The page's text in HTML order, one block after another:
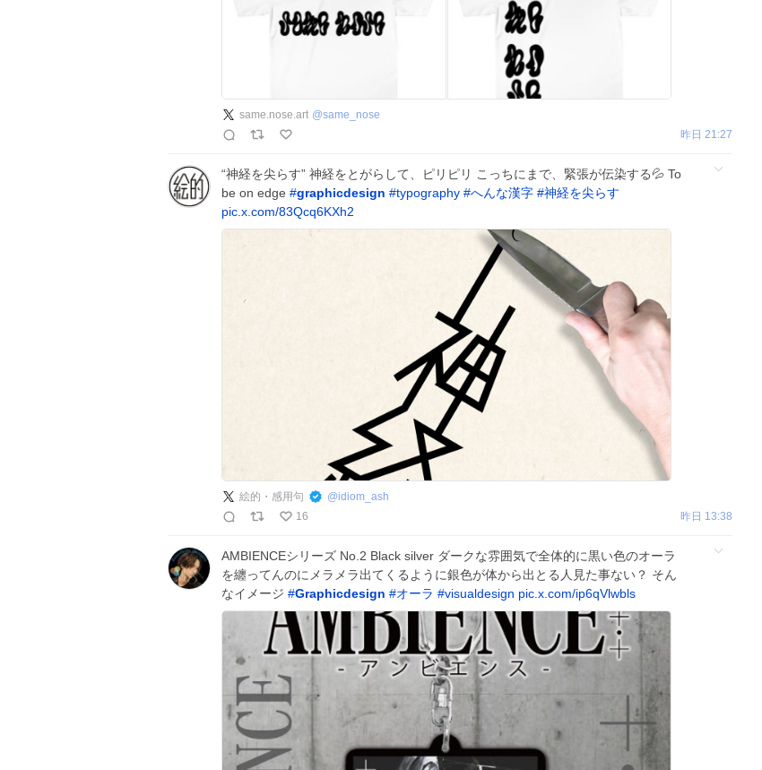
same.nose.art @same_nose
昨日 21:27
“神経を尖らす” 神経をとがらして、ピリピリ こっちにまで、緊張が伝染する💦 To
be on edge #graphicdesign #typography #へんな漢字 #神経を尖らす
pic.x.com/83Qcq6KXh2
絵的・感用句 @idiom_ash
16
昨日 13:38
AMBIENCEシリーズ No.2 Black silver ダークな雰囲気で全体的に黒い色のオーラ
を纏ってんのにメラメラ出てくるように銀色が体から出とる人見た事ない？ そん
なイメージ #Graphicdesign #オーラ #visualdesign pic.x.com/ip6qVlwbls